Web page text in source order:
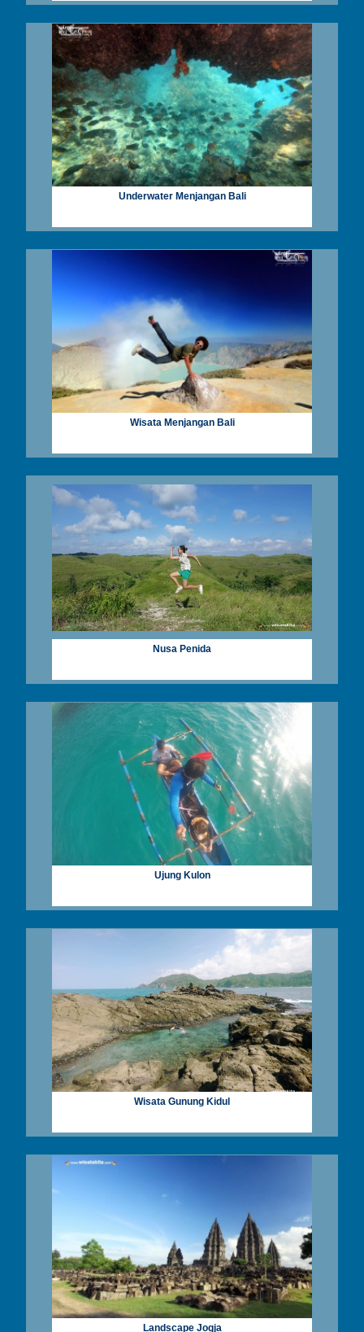
Underwater Menjangan Bali
Wisata Menjangan Bali
Nusa Penida
Ujung Kulon
Wisata Gunung Kidul
Landscape Jogja